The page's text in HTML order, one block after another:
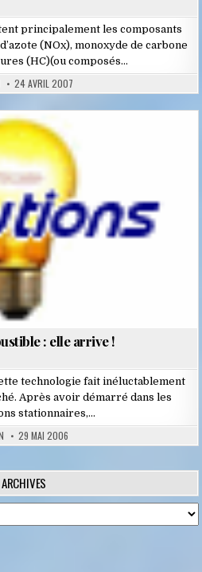
principalement les composants
(NOx), monoxyde de carbone
(HC)(ou composés…
24 AVRIL 2007
: elle arrive !
technologie fait inéluctablement
Après avoir démarré dans les
stationnaires,…
29 MAI 2006
ARCHIVES